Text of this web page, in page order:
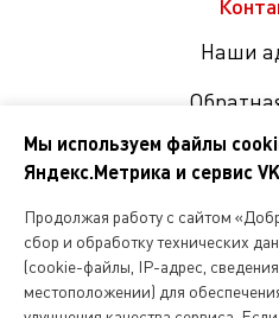
Наши
соцсетях
Копирование и любое другое
Мы используем файлы
Яндекс.Метрика и сервис
Продолжая работу с сайтом
сбор и обработку технических
(cookie-файлы, IP-адрес,
местоположении) для